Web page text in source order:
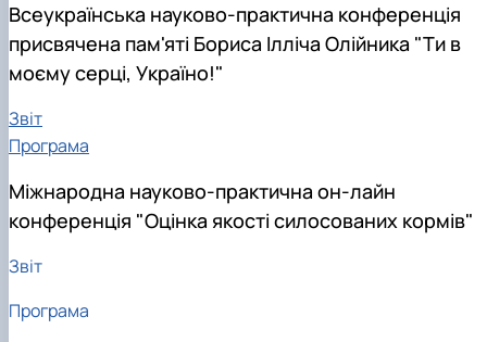
Всеукраїнська науково-практична конференція
присвячена пам'яті Бориса Ілліча Олійника "Ти в
моєму серці, Україно!"
Звіт
Програма
Міжнародна науково-практична он-лайн
конференція "Оцінка якості силосованих кормів"
Звіт
Програма